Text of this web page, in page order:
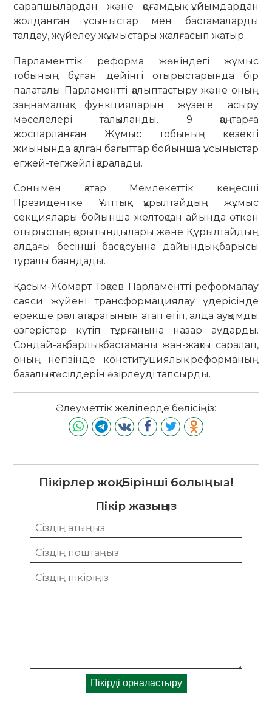
сарапшылардан және қоғамдық ұйымдардан
жолданған ұсыныстар мен бастамаларды
талдау, жүйелеу жұмыстары жалғасып жатыр.
Парламенттік реформа жөніндегі жұмыс
тобының бұған дейінгі отырыстарында бір
палаталы Парламентті қалыптастыру және оның
заңнамалық функцияларын жүзеге асыру
мәселелері талқыланды. 9 қаңтарға
жоспарланған Жұмыс тобының кезекті
жиынында қалған бағыттар бойынша ұсыныстар
егжей-тегжейлі қаралады.
Сонымен қатар Мемлекеттік кеңесші
Президентке Ұлттық құрылтайдың жұмыс
секциялары бойынша желтоқсан айында өткен
отырыстың қорытындылары және Құрылтайдың
алдағы бесінші басқосуына дайындық барысы
туралы баяндады.
Қасым-Жомарт Тоқаев Парламентті реформалау
саяси жүйені трансформациялау үдерісінде
ерекше рөл атқаратынын атап өтіп, алда ауқымды
өзгерістер күтіп тұрғанына назар аударды.
Сондай-ақ барлық бастаманы жан-жақты саралап,
оның негізінде конституциялық реформаның
базалық тәсілдерін әзірлеуді тапсырды.
Әлеуметтік желілерде бөлісіңіз:
Пікірлер жоқ. Бірінші болыңыз!
Пікір жазыңыз